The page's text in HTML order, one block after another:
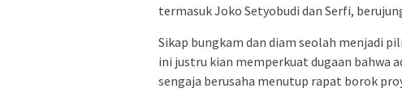
termasuk Joko Setyobudi dan Serfi,
​Sikap bungkam dan diam seolah menjadi
ini justru kian memperkuat dugaan bahwa
sengaja berusaha menutup rapat borok